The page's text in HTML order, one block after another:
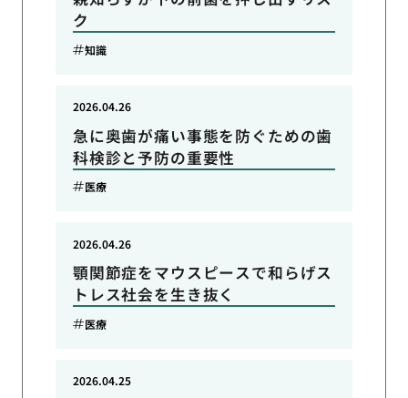
ク
知識
急に奥歯が痛い事態を防ぐための歯
科検診と予防の重要性
2026.04.26
医療
顎関節症をマウスピースで和らげス
トレス社会を生き抜く
2026.04.26
医療
2026.04.25